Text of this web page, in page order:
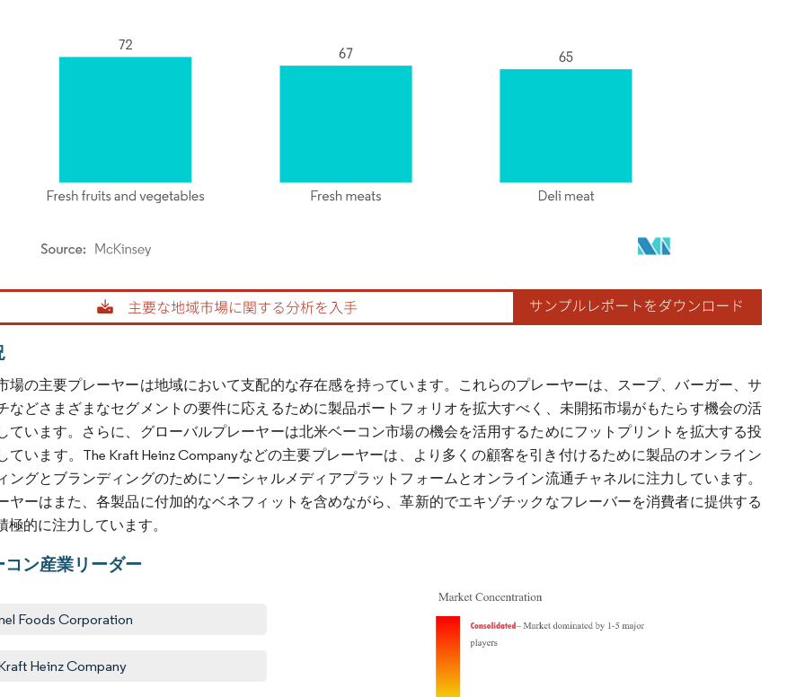
Intelligence。再利用にはCC BY 4.0の表示が必要です。
場の主要プレーヤーは地域において支配的な存在感を持っています。これらのプレーヤーは、スープ、バーガー、サ
などさまざまなセグメントの要件に応えるために製品ポートフォリオを拡大すべく、未開拓市場がもたらす機会の活
ています。さらに、グローバルプレーヤーは北米ベーコン市場の機会を活用するためにフットプリントを拡大する投
ています。The Kraft Heinz Companyなどの主要プレーヤーは、より多くの顧客を引き付けるために製品のオンライン
ングとブランディングのためにソーシャルメディアプラットフォームとオンライン流通チャネルに注力しています。
ヤーはまた、各製品に付加的なベネフィットを含めながら、革新的でエキゾチックなフレーバーを消費者に提供する
極的に注力しています。
コン産業リーダー
Foods Corporation
Heinz Company